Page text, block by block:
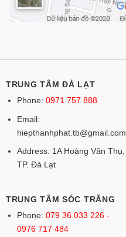
TRUNG TÂM ĐÀ LẠT
Phone: 0971 757 888
Email:
hiepthanhphat.tb@gmail.com
Address: 1A Hoàng Văn Thụ,
TP. Đà Lạt
TRUNG TÂM SÓC TRĂNG
Phone: 079 36 033 226 -
0976 717 484